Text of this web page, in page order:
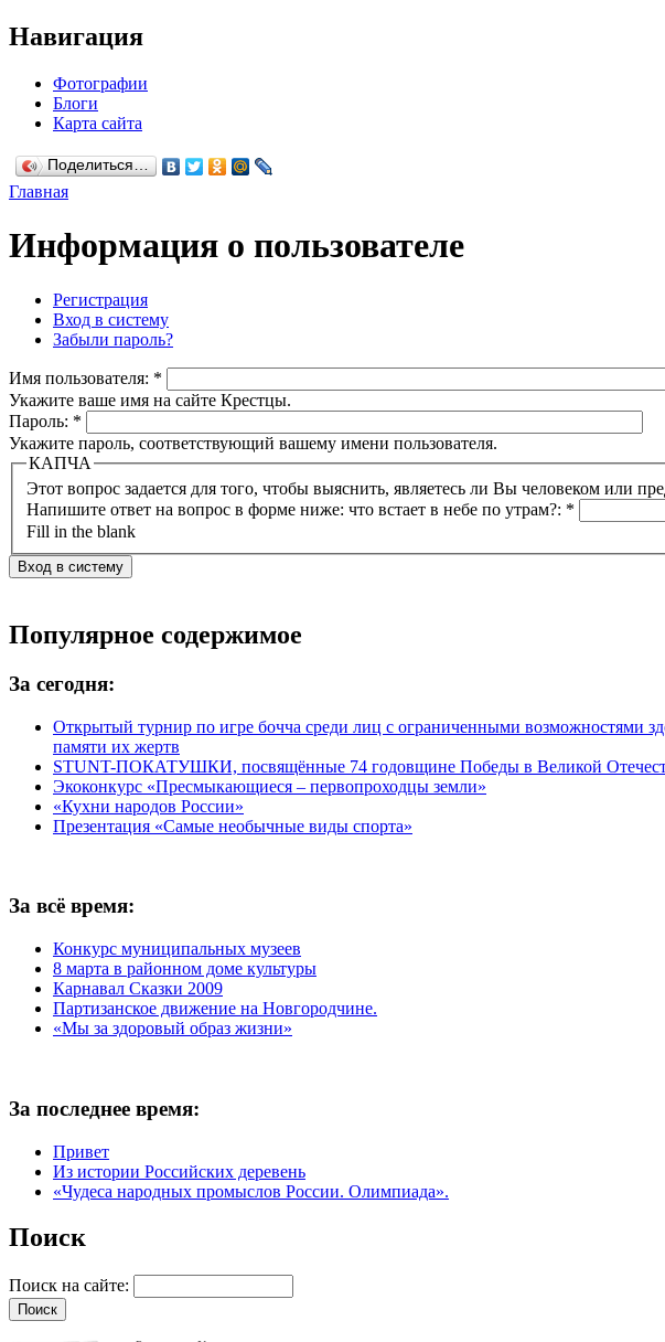
Навигация
Фотографии
Блоги
Карта сайта
Поделиться…
Главная
Информация о пользователе
Регистрация
Вход в систему
Забыли пароль?
Имя пользователя: *
Укажите ваше имя на сайте Крестцы.
Пароль: *
Укажите пароль, соответствующий вашему имени пользователя.
КАПЧА
Этот вопрос задается для того,
Напишите ответ на вопрос в форме ниже: что встает в небе по утрам?: *
Fill in the blank
Популярное содержимое
За сегодня:
Открытый турнир по игре бочча среди лиц с ограниченными возможностями
памяти их жертв
STUNT-ПОКАТУШКИ, посвящённые 74 годовщине Победы в Великой
Экоконкурс «Пресмыкающиеся – первопроходцы земли»
«Кухни народов России»
Презентация «Самые необычные виды спорта»
За всё время:
Конкурс муниципальных музеев
8 марта в районном доме культуры
Карнавал Сказки 2009
Партизанское движение на Новгородчине.
«Мы за здоровый образ жизни»
За последнее время:
Привет
Из истории Российских деревень
«Чудеса народных промыслов России. Олимпиада».
Поиск
Поиск на сайте: